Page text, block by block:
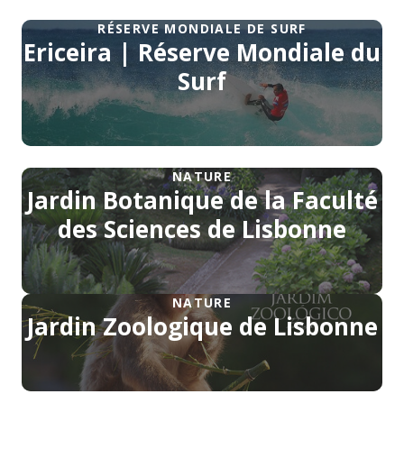
RÉSERVE MONDIALE DE SURF
Ericeira | Réserve Mondiale du
Surf
NATURE
Jardin Botanique de la Faculté
des Sciences de Lisbonne
NATURE
Jardin Zoologique de Lisbonne